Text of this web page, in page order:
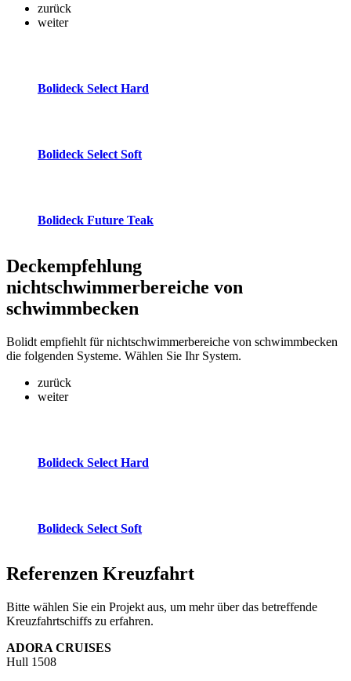
zurück
weiter
Bolideck Select Hard
Bolideck Select Soft
Bolideck Future Teak
Deckempfehlung
nichtschwimmerbereiche von
schwimmbecken
Bolidt empfiehlt für nichtschwimmerbereiche von schwimmbecken
die folgenden Systeme. Wählen Sie Ihr System.
zurück
weiter
Bolideck Select Hard
Bolideck Select Soft
Referenzen Kreuzfahrt
Bitte wählen Sie ein Projekt aus, um mehr über das betreffende
Kreuzfahrtschiffs zu erfahren.
ADORA CRUISES
Hull 1508